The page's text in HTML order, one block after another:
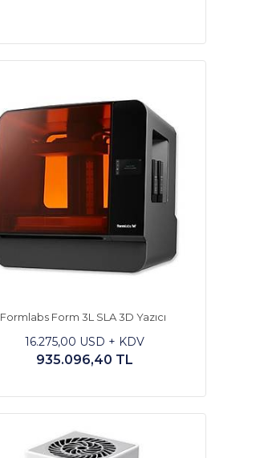
Formlabs Form 3L SLA 3D Yazıcı
16.275,00 USD + KDV
935.096,40 TL